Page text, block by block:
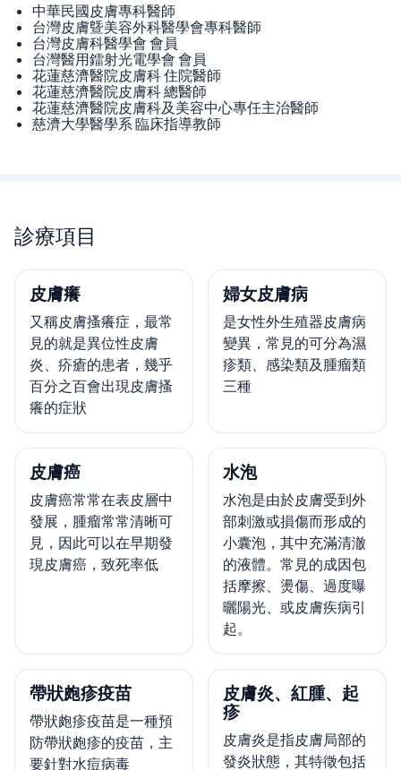
中華民國皮膚專科醫師
台灣皮膚曁美容外科醫學會專科醫師
台灣皮膚科醫學會 會員
台灣醫用鐳射光電學會 會員
花蓮慈濟醫院皮膚科 住院醫師
花蓮慈濟醫院皮膚科 總醫師
花蓮慈濟醫院皮膚科及美容中心專任主治醫師
慈濟大學醫學系 臨床指導教師
診療項目
皮膚癢
又稱皮膚搔癢症，最常
見的就是異位性皮膚
炎、疥瘡的患者，幾乎
百分之百會出現皮膚搔
癢的症狀
婦女皮膚病
是女性外生殖器皮膚病
變異，常見的可分為濕
疹類、感染類及腫瘤類
三種
皮膚癌
皮膚癌常常在表皮層中
發展，腫瘤常常清晰可
見，因此可以在早期發
現皮膚癌，致死率低
水泡
水泡是由於皮膚受到外
部刺激或損傷而形成的
小囊泡，其中充滿清澈
的液體。常見的成因包
括摩擦、燙傷、過度曝
曬陽光、或皮膚疾病引
起。
帶狀皰疹疫苗
帶狀皰疹疫苗是一種預
防帶狀皰疹的疫苗，主
要針對水痘病毒
皮膚炎、紅腫、起
疹
皮膚炎是指皮膚局部的
發炎狀態，其特徵包括